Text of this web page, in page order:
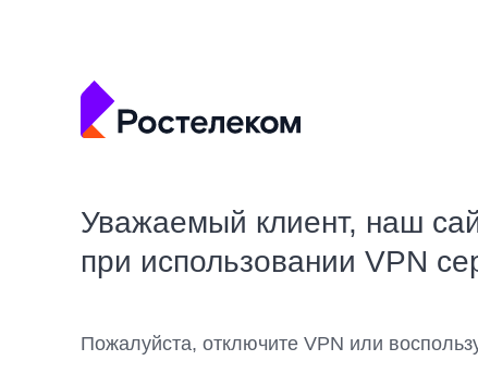
Уважаемый клиент, наш
при использовании VPN
Пожалуйста, отключите VPN или